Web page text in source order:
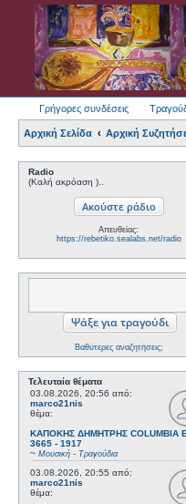
Γρήγορες συνδέσεις
Αρχική Σελίδα Αρχική
Radio
(Καλή ακρόαση )..
Απευθείας:
https://rebetiko.sealabs.net/radio
Βαθύτερες αναζητήσεις;
Τελευταία θέματα
03.08.2026, 20:56 από:
marco21nis
θέμα:
ΚΑΠΟΚΗΣ ΔΗΜΗΤΡΗΣ COLUMBIA
3665 - 1917
~ Μουσική - Τραγούδια
03.08.2026, 20:55 από:
marco21nis
θέμα:
Η δημιουργία
Η χρήση του υλικού της